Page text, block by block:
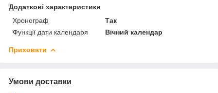
Додаткові характеристики
Хронограф
Так
Функції дати календаря
Вічний календар
Приховати
Умови доставки